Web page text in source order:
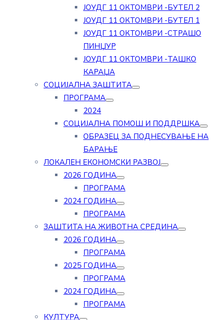
ЈОУДГ 11 ОКТОМВРИ -БУТЕЛ 2
ЈОУДГ 11 ОКТОМВРИ -БУТЕЛ 1
ЈОУДГ 11 ОКТОМВРИ -СТРАШО
ПИНЏУР
ЈОУДГ 11 ОКТОМВРИ -ТАШКО
КАРАЏА
СОЦИЈАЛНА ЗАШТИТА
ПРОГРАМА
2024
СОЦИЈАЛНА ПОМОШ И ПОДДРШКА
ОБРАЗЕЦ ЗА ПОДНЕСУВАЊЕ НА
БАРАЊЕ
ЛОКАЛЕН ЕКОНОМСКИ РАЗВОЈ
2026 ГОДИНА
ПРОГРАМА
2024 ГОДИНА
ПРОГРАМА
ЗАШТИТА НА ЖИВОТНА СРЕДИНА
2026 ГОДИНА
ПРОГРАМА
2025 ГОДИНА
ПРОГРАМА
2024 ГОДИНА
ПРОГРАМА
КУЛТУРА